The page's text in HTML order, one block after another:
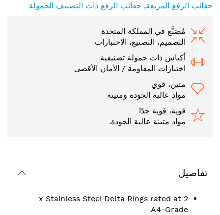
حقائب الرفع المربعة, حقائب الرفع ذات التصنيف الحمولة
مُصَنَّع في المملكة المتحدة
التصميم، التصنيع، الاختبارات
أكياس ذات حمولة تصنيفية
اختبارات المقاومة / الأمان الأقصى
متين، قوي
مواد عالية الجودة ومتينة
قوية، قوية جدًا
مواد متينة عالية الجودة.
تفاصيل
2 x Stainless Steel Delta Rings rated at
A4-Grade